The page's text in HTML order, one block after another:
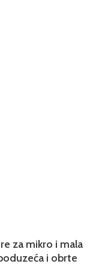
za mikro i mala
i obrte